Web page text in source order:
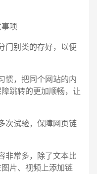
项
别类的存好，以便
，把同个网站的内
跳转的更加顺畅，让
试验，保障网页链
常多，除了文本比
片、视频上添加链
微信号